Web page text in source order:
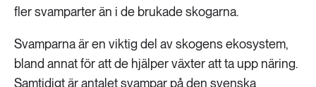
fler svamparter än i de brukade skogarna.
Svamparna är en viktig del av skogens ekosystem,
bland annat för att de hjälper växter att ta upp näring.
Samtidigt är antalet svampar på den svenska